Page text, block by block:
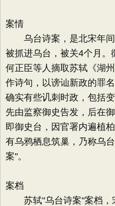
案情
乌台诗案，是北宋年间
被抓进乌台，被关4个月。
何正臣等人摘取苏轼《湖
作诗句，以谤讪新政的罪
确实有些讥刺时政，包括
先由监察御史告发，后在
即御史台，因官署内遍植
有乌鸦栖息筑巢，乃称乌
案"。
案档
苏轼"乌台诗案"案档，